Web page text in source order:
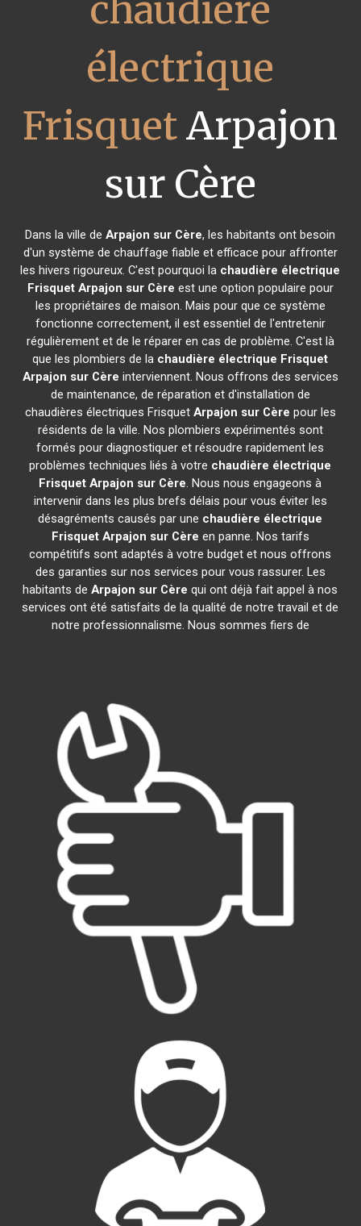
chaudière
électrique
FrisquetArpajon
sur Cère
Dans la ville deArpajon sur Cère, les habitants ont besoin
d'un système de chauffage fiable et efficace pour affronter
les hivers rigoureux. C'est pourquoi la chaudière électrique
Frisquet Arpajon sur Cère est une option populaire pour
les propriétaires de maison. Mais pour que ce système
fonctionne correctement, il est essentiel de l'entretenir
régulièrement et de le réparer en cas de problème. C'est là
que les plombiers de la chaudière électrique Frisquet
Arpajon sur Cère interviennent. Nous offrons des services
de maintenance, de réparation et d'installation de
chaudières électriques Frisquet Arpajon sur Cère pour les
résidents de la ville. Nos plombiers expérimentés sont
formés pour diagnostiquer et résoudre rapidement les
problèmes techniques liés à votre chaudière électrique
Frisquet Arpajon sur Cère. Nous nous engageons à
intervenir dans les plus brefs délais pour vous éviter les
désagréments causés par une chaudière électrique
Frisquet Arpajon sur Cère en panne. Nos tarifs
compétitifs sont adaptés à votre budget et nous offrons
des garanties sur nos services pour vous rassurer. Les
habitants deArpajon sur Cère qui ont déjà fait appel à nos
services ont été satisfaits de la qualité de notre travail et de
notre professionnalisme. Nous sommes fiers de